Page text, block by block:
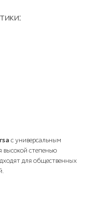
с универсальным
степенью
для общественных